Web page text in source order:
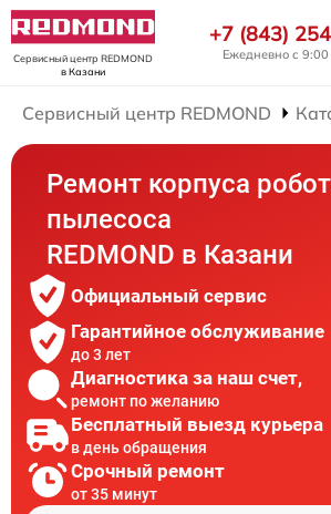
Сервисный центр REDMOND
в Казани
+7 (843)
Ежедневно с
Сервисный центр REDMOND
Ремонт корпуса
пылесоса
REDMOND в Казани
Официальный сервис
Гарантийное обслуживание
до 3 лет
Диагностика за наш счет,
ремонт по желанию
Бесплатный выезд курьера
в день обращения
Срочный ремонт
от 35 минут